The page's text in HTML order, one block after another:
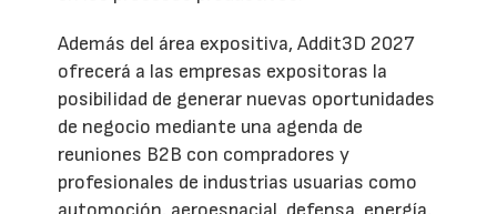
Además del área expositiva, Addit3D 2027
ofrecerá a las empresas expositoras la
posibilidad de generar nuevas oportunidades
de negocio mediante una agenda de
reuniones B2B con compradores y
profesionales de industrias usuarias como